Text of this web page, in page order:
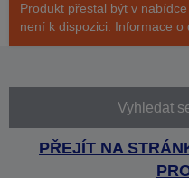
Produkt přestal být v
není k dispozici. Informace o
Vyhledat
PŘEJÍT NA